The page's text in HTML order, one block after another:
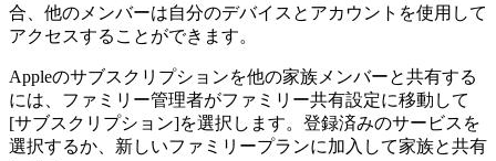
合、他のメンバーは自分のデバイスとアカウントを使用して
アクセスすることができます。
Appleのサブスクリプションを他の家族メンバーと共有する
には、ファミリー管理者がファミリー共有設定に移動して
[サブスクリプション]を選択します。登録済みのサービスを
選択するか、新しいファミリープランに加入して家族と共有